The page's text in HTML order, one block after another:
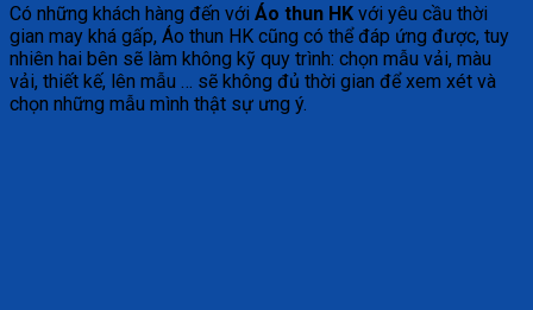
Có những khách hàng đến với Áo thun HK với yêu cầu thời
gian may khá gấp, Áo thun HK cũng có thể đáp ứng được, tuy
nhiên hai bên sẽ làm không kỹ quy trình: chọn mẫu vải, màu
vải, thiết kế, lên mẫu … sẽ không đủ thời gian để xem xét và
chọn những mẫu mình thật sự ưng ý.